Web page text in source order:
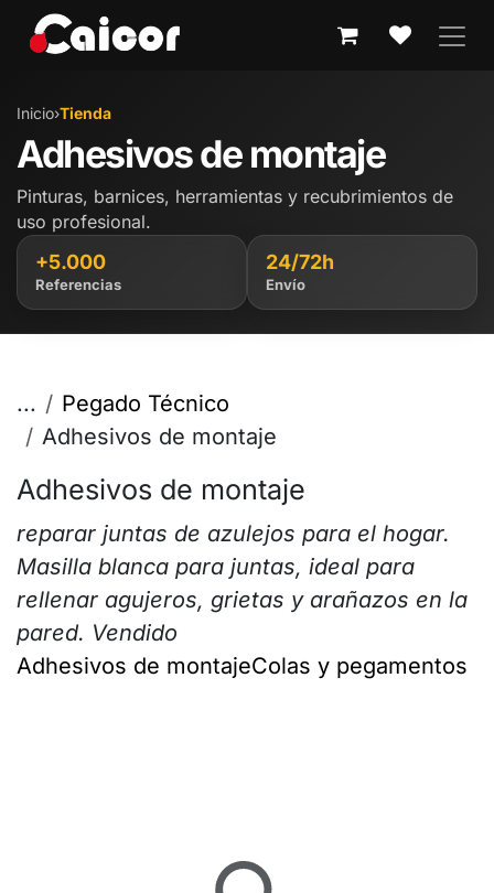
Inicio›Tienda
Adhesivos de montaje
Pinturas, barnices, herramientas y recubrimientos de
uso profesional.
+5.000
Referencias
24/72h
Envío
...
Pegado Técnico
Adhesivos de montaje
Adhesivos de montaje
reparar juntas de azulejos para el hogar.
Masilla blanca para juntas, ideal para
rellenar agujeros, grietas y arañazos en la
pared. Vendido
Adhesivos de montajeColas y pegamentos